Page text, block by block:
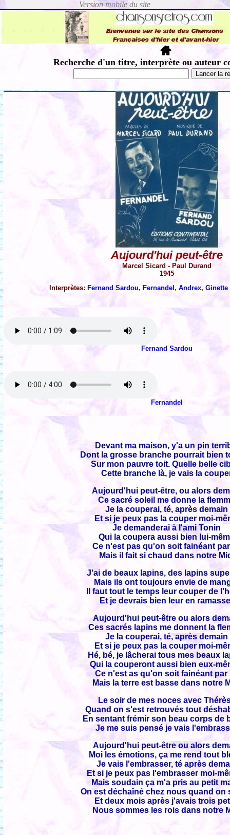
Recherche d'un titre, interprète ou auteur
Aujourd'hui peut-être
Marcel Sicard - Paul Durand
1945
Interprètes: Fernand Sardou, Fernandel , Andrex, Ginette
Fernand Sardou
Fernandel
Devant ma maison, y'a un pin
Dont la grosse branche pourrait bien
Sur mon pauvre toit. Quelle belle
Cette branche là, je vais la
Aujourd'hui peut-être, ou alors
Ce sacré soleil me donne la
Je la couperai, té, après demain
Et si je peux pas la couper moi-
Je demanderai à l'ami Tonin
Qui la coupera aussi bien lui-
Ce n'est pas qu'on soit fainéant
Mais il fait si chaud dans notre
J'ai de beaux lapins, des lapins
Mais ils ont toujours envie de
Il faut tout le temps leur couper de
Et je devrais bien leur en
Aujourd'hui peut-être ou alors
Ces sacrés lapins me donnent la
Je la couperai, té, après demain
Et si je peux pas la couper moi-
Hé, bé, je lâcherai tous mes beaux
Qui la couperont aussi bien eux-
Ce n'est as qu'on soit fainéant par
Mais la terre est basse dans notre
Le soir de mes noces avec
Quand on s'est retrouvés tout
En sentant frémir son beau corps de
Je me suis pensé je vais
Aujourd'hui peut-être ou alors
Moi les émotions, ça me rend tout
Je vais l'embrasser, té après
Et si je peux pas l'embrasser moi-
Mais soudain ça m'a pris au petit
On est déchaîné chez nous quand on
Et deux mois après j'avais trois
Nous sommes les rois dans notre